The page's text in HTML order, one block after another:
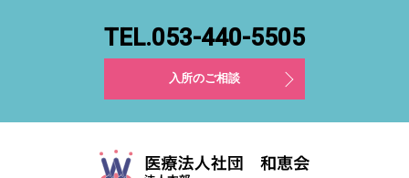
TEL.053-440-5505
入所のご相談